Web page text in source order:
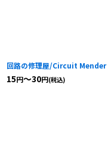
回路の修理屋/Circuit Mender
15円～30円(税込)